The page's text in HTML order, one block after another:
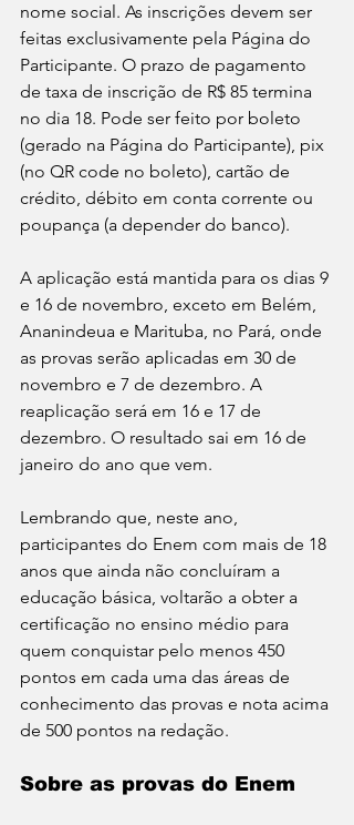
nome social. As inscrições devem ser
feitas exclusivamente pela Página do
Participante. O prazo de pagamento
de taxa de inscrição de R$ 85 termina
no dia 18. Pode ser feito por boleto
(gerado na Página do Participante), pix
(no QR code no boleto), cartão de
crédito, débito em conta corrente ou
poupança (a depender do banco).
A aplicação está mantida para os dias 9
e 16 de novembro, exceto em Belém,
Ananindeua e Marituba, no Pará, onde
as provas serão aplicadas em 30 de
novembro e 7 de dezembro. A
reaplicação será em 16 e 17 de
dezembro. O resultado sai em 16 de
janeiro do ano que vem.
Lembrando que, neste ano,
participantes do Enem com mais de 18
anos que ainda não concluíram a
educação básica, voltarão a obter a
certificação no ensino médio para
quem conquistar pelo menos 450
pontos em cada uma das áreas de
conhecimento das provas e nota acima
de 500 pontos na redação.
Sobre as provas do Enem